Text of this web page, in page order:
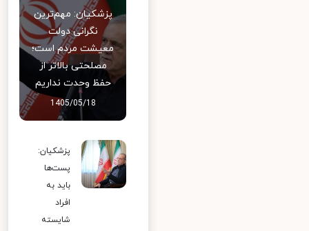
پزشکیان: مهم‌ترین
نگرانی دولت
معیشت مردم است؛
مصلحتی بالاتر از
حفظ وحدت نداریم
1405/05/18
پزشکیان:
پست‌ها
باید به
افراد
شایسته